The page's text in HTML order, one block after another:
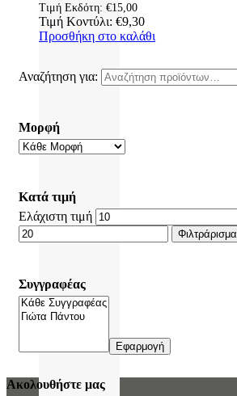
Τιμή Εκδότη: €15,00
Τιμή Κοντύλι: €9,30
Προσθήκη στο καλάθι
Αναζήτηση για:
Μορφή
Κατά τιμή
Ελάχιστη τιμή
Φιλτράρισμα
Συγγραφέας
Εφαρμογή
Ακολουθήστε μας